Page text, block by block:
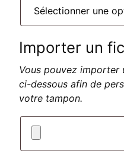
Importer un
Vous pouvez importer
ci-dessous afin de
votre tampon.